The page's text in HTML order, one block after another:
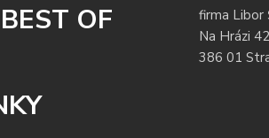
OF
firma Libor
Na Hrázi
386 01